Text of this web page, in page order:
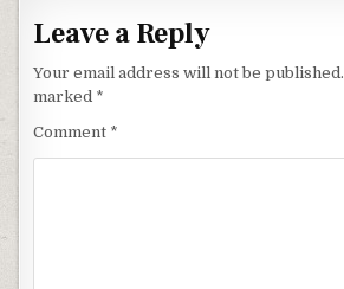
Leave a Reply
Your email address will not be published.
marked *
Comment *